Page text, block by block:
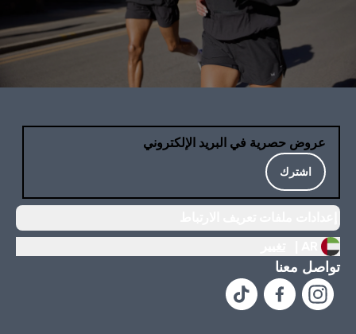
عروض حصرية في البريد الإلكتروني
اشترك
تواصل معنا